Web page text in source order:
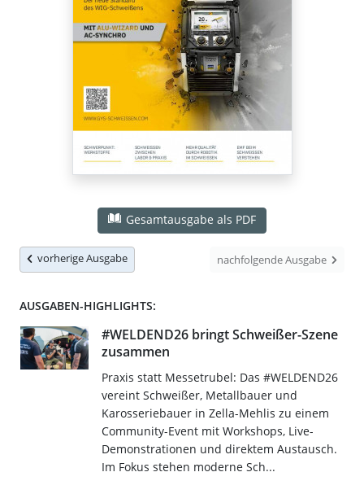
Gesamtausgabe als PDF
vorherige Ausgabe nachfolgende Ausgabe
AUSGABEN-HIGHLIGHTS:
#WELDEND26 bringt Schweißer-Szene
zusammen
Praxis statt Messetrubel: Das #WELDEND26
vereint Schweißer, Metallbauer und
Karosseriebauer in Zella-Mehlis zu einem
Community-Event mit Workshops, Live-
Demonstrationen und direktem Austausch.
Im Fokus stehen moderne Sch...